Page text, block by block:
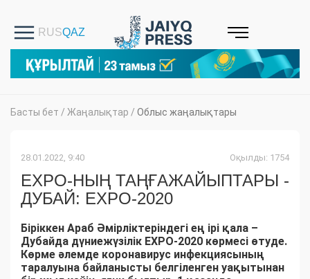
Басты бет / Жаңалықтар / Облыс жаңалықтары
28.01.2022, 9:40 Оқылды: 1754
EXPO-НЫҢ ТАҢҒАЖАЙЫПТАРЫ -
ДУБАЙ: EXPO-2020
Біріккен Араб Әмірліктеріндегі ең ірі қала –
Дубайда дүниежүзілік EXPO-2020 көрмесі өтуде.
Көрме әлемде коронавирус инфекциясының
таралуына байланысты белгіленген уақытынан